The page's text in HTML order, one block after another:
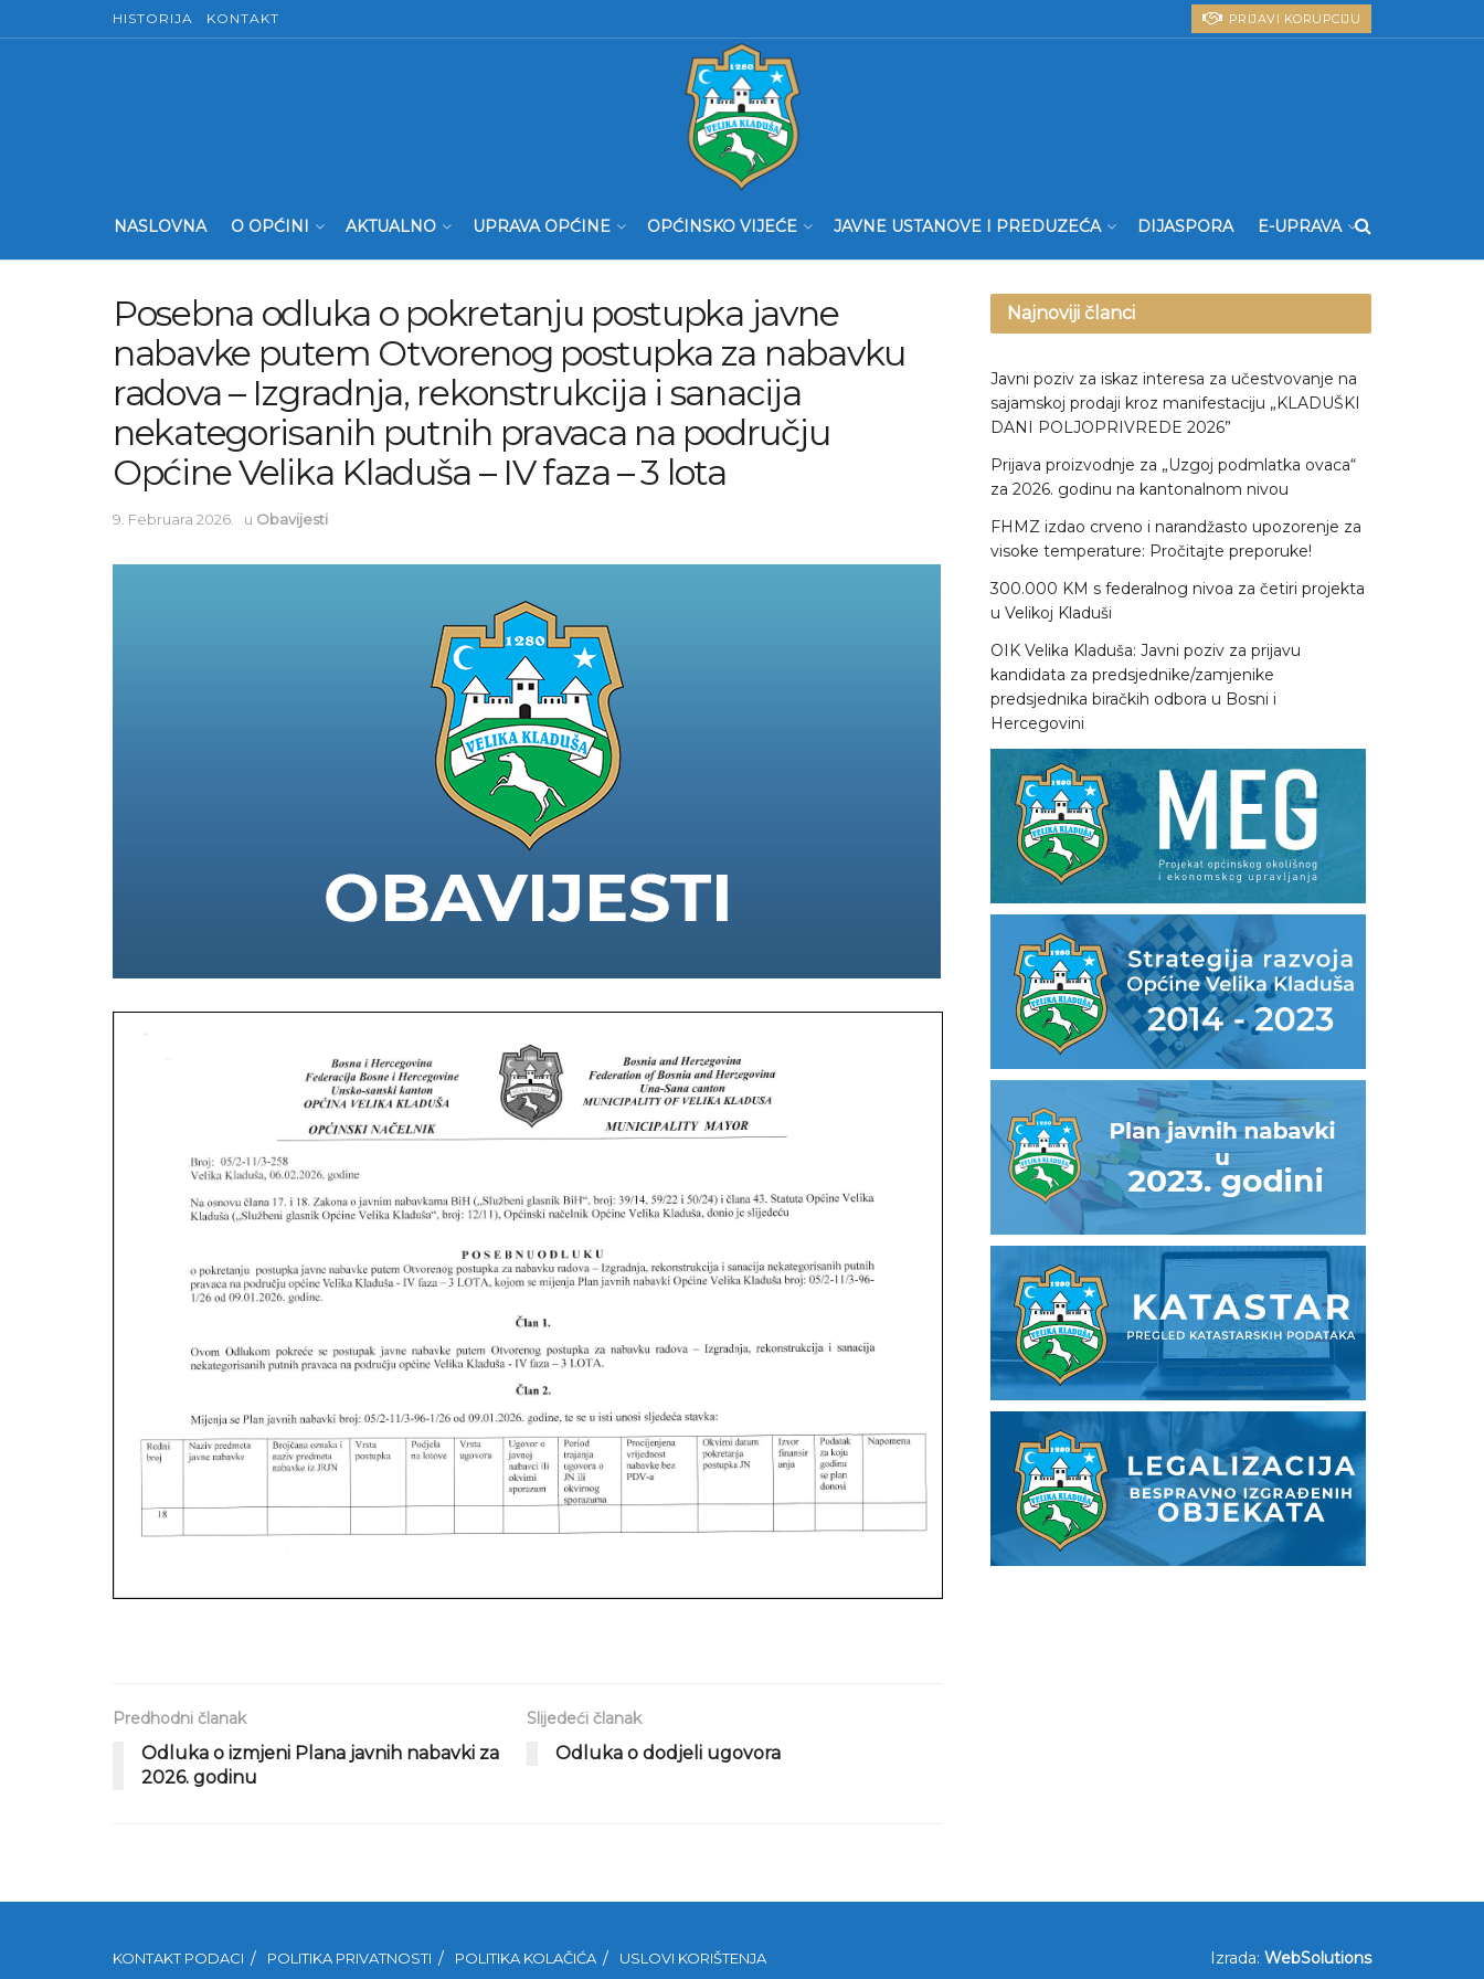
HISTORIJA KONTAKT PRIJAVI KORUPCIJU
NASLOVNA O OPĆINI AKTUALNO UPRAVA OPĆINE OPĆINSKO VIJEĆE JAVNE USTANOVE I PREDUZEĆA DIJASPORA E-UPRAVA
Posebna odluka o pokretanju postupka javne
nabavke putem Otvorenog postupka za nabavku
radova – Izgradnja, rekonstrukcija i sanacija
nekategorisanih putnih pravaca na području
Općine Velika Kladuša – IV faza – 3 lota
9. Februara 2026. u Obavijesti
Predhodni članak
Odluka o izmjeni Plana javnih nabavki za
2026. godinu
Slijedeći članak
Odluka o dodjeli ugovora
Najnoviji članci
Javni poziv za iskaz interesa za učestvovanje na
sajamskoj prodaji kroz manifestaciju „KLADUŠKI
DANI POLJOPRIVREDE 2026”
Prijava proizvodnje za „Uzgoj podmlatka ovaca“
za 2026. godinu na kantonalnom nivou
FHMZ izdao crveno i narandžasto upozorenje za
visoke temperature: Pročitajte preporuke!
300.000 KM s federalnog nivoa za četiri projekta
u Velikoj Kladuši
OIK Velika Kladuša: Javni poziv za prijavu
kandidata za predsjednike/zamjenike
predsjednika biračkih odbora u Bosni i
Hercegovini
KONTAKT PODACI POLITIKA PRIVATNOSTI POLITIKA KOLAČIĆA USLOVI KORIŠTENJA Izrada: WebSolutions